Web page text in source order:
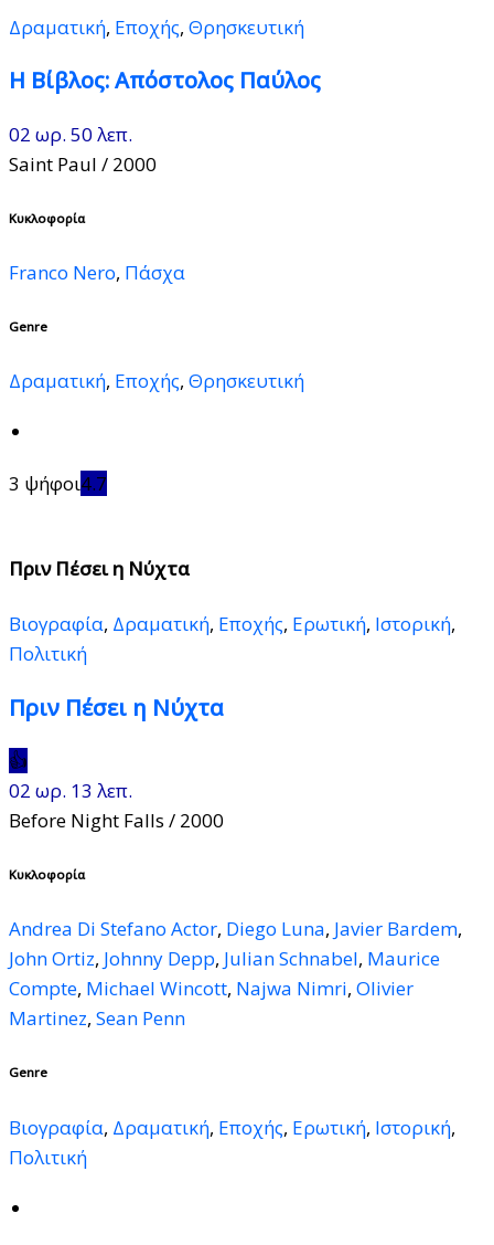
Δραματική, Εποχής, Θρησκευτική
Η Βίβλος: Απόστολος Παύλος
02 ωρ. 50 λεπ.
Saint Paul / 2000
Κυκλοφορία
Franco Nero, Πάσχα
Genre
Δραματική, Εποχής, Θρησκευτική
3 ψήφοι4.7
Πριν Πέσει η Νύχτα
Βιογραφία, Δραματική, Εποχής, Ερωτική, Ιστορική,
Πολιτική
Πριν Πέσει η Νύχτα
👍
02 ωρ. 13 λεπ.
Before Night Falls / 2000
Κυκλοφορία
Andrea Di Stefano Actor, Diego Luna, Javier Bardem,
John Ortiz, Johnny Depp, Julian Schnabel, Maurice
Compte, Michael Wincott, Najwa Nimri, Olivier
Martinez, Sean Penn
Genre
Βιογραφία, Δραματική, Εποχής, Ερωτική, Ιστορική,
Πολιτική